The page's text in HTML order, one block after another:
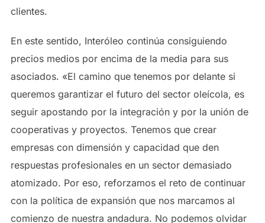
clientes.
En este sentido, Interóleo continúa consiguiendo
precios medios por encima de la media para sus
asociados. «El camino que tenemos por delante si
queremos garantizar el futuro del sector oleícola, es
seguir apostando por la integración y por la unión de
cooperativas y proyectos. Tenemos que crear
empresas con dimensión y capacidad que den
respuestas profesionales en un sector demasiado
atomizado. Por eso, reforzamos el reto de continuar
con la política de expansión que nos marcamos al
comienzo de nuestra andadura. No podemos olvidar